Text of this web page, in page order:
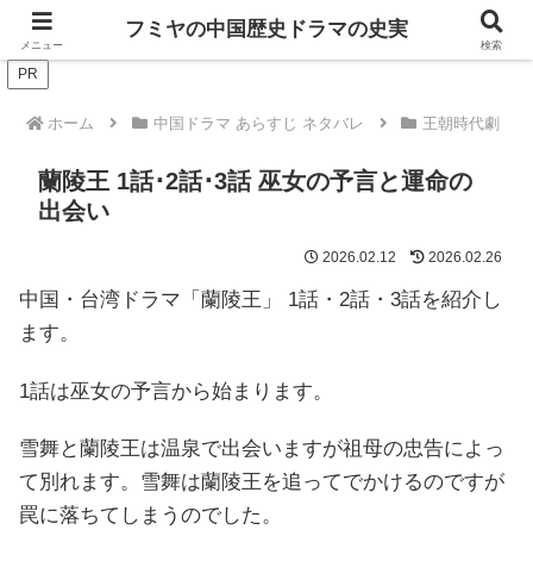
ドラマは歴史を知るともっと面白い！
PR
ホーム 中国ドラマ あらすじ ネタバレ 王朝時代劇
蘭陵王 1話･2話･3話 巫女の予言と運命の
出会い
2026.02.12 2026.02.26
中国・台湾ドラマ「蘭陵王」 1話・2話・3話を紹介し
ます。
1話は巫女の予言から始まります。
雪舞と蘭陵王は温泉で出会いますが祖母の忠告によっ
て別れます。雪舞は蘭陵王を追ってでかけるのですが
罠に落ちてしまうのでした。
メニュー
フミヤの中国歴史ドラマの史実
検索